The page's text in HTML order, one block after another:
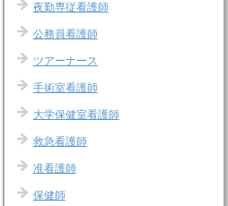
夜勤専従看護師
公務員看護師
ツアーナース
手術室看護師
大学保健室看護師
救急看護師
准看護師
保健師